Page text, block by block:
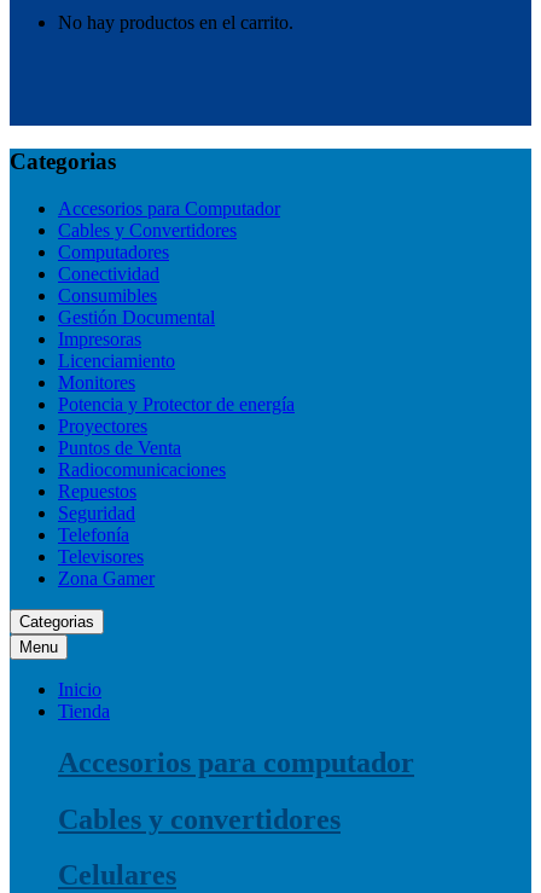
No hay productos en el carrito.
Categorias
Accesorios para Computador
Cables y Convertidores
Computadores
Conectividad
Consumibles
Gestión Documental
Impresoras
Licenciamiento
Monitores
Potencia y Protector de energía
Proyectores
Puntos de Venta
Radiocomunicaciones
Repuestos
Seguridad
Telefonía
Televisores
Zona Gamer
Categorias
Menu
Inicio
Tienda
Accesorios para computador
Cables y convertidores
Celulares